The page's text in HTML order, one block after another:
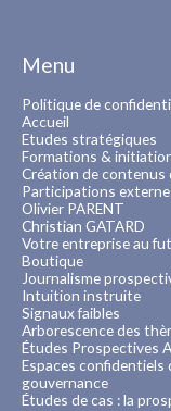
Menu
Politique de
Accueil
Etudes stratégiques
Formations &
Création de contenus
Participations
Olivier PARENT
Christian GATARD
Votre entreprise au
Boutique
Journalisme
Intuition instruite
Signaux faibles
Arborescence des
Études Prospectives
Espaces confidentiels
gouvernance
Études de cas : la